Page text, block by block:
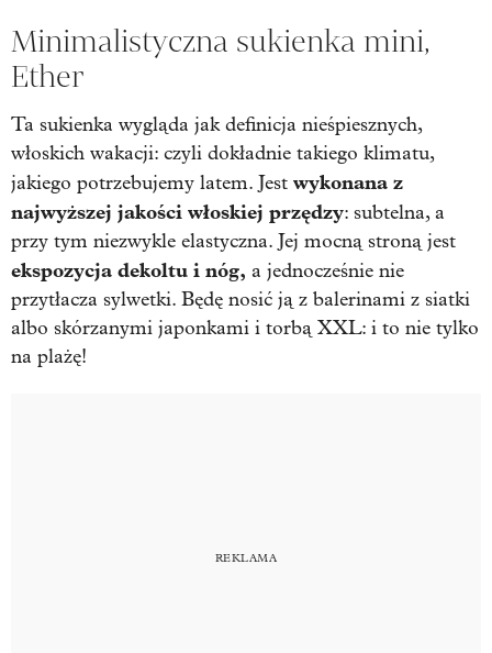
Minimalistyczna sukienka mini,
Ether
Ta sukienka wygląda jak definicja nieśpiesznych,
włoskich wakacji: czyli dokładnie takiego klimatu,
jakiego potrzebujemy latem. Jest wykonana z
najwyższej jakości włoskiej przędzy: subtelna, a
przy tym niezwykle elastyczna. Jej mocną stroną jest
ekspozycja dekoltu i nóg, a jednocześnie nie
przytłacza sylwetki. Będę nosić ją z balerinami z siatki
albo skórzanymi japonkami i torbą XXL: i to nie tylko
na plażę!